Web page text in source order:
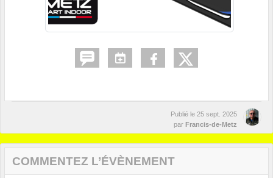
Publié le 25 sept. 2025
par Francis-de-Metz
COMMENTEZ L’ÉVÈNEMENT